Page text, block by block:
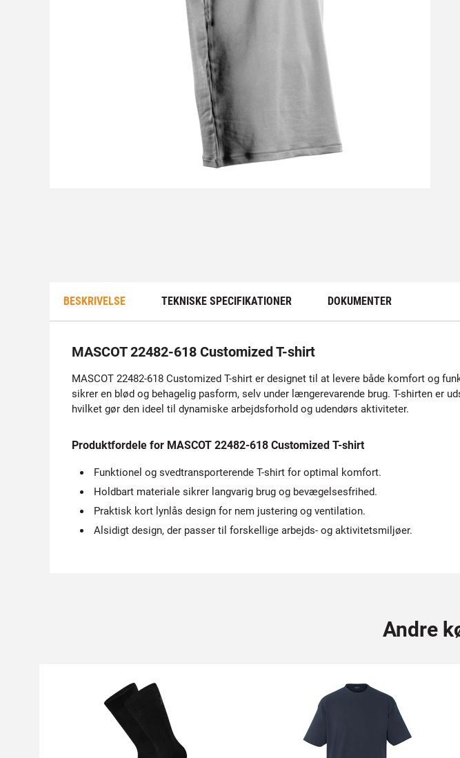
BESKRIVELSE TEKNISKE SPECIFIKATIONER DOKUMENTER
MASCOT 22482-618 Customized T-shirt
MASCOT 22482-618 Customized T-shirt er designet til at levere både komfort og
sikrer en blød og behagelig pasform, selv under længerevarende brug. T-shirten er
hvilket gør den ideel til dynamiske arbejdsforhold og udendørs aktiviteter.
Produktfordele for MASCOT 22482-618 Customized T-shirt
Funktionel og svedtransporterende T-shirt for optimal komfort.
Holdbart materiale sikrer langvarig brug og bevægelsesfrihed.
Praktisk kort lynlås design for nem justering og ventilation.
Alsidigt design, der passer til forskellige arbejds- og aktivitetsmiljøer.
Andre